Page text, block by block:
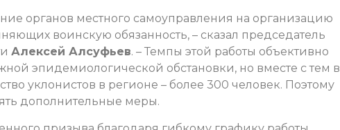
органов местного самоуправления на организацию
воинскую обязанность, – сказал председатель
Алексей Алсуфьев. – Темпы этой работы объективно
эпидемиологической обстановки, но вместе с тем в
уклонистов в регионе – более 300 человек. Поэтому
дополнительные меры.